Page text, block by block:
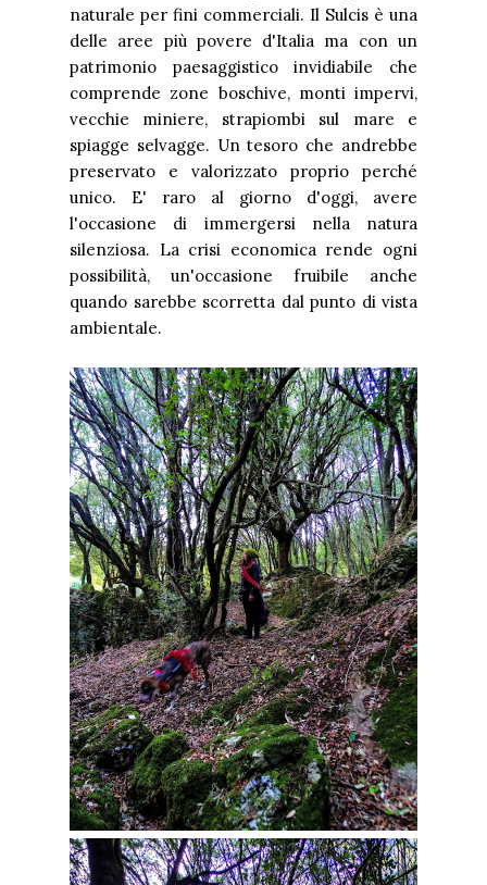
naturale per fini commerciali. Il Sulcis è una
delle aree più povere d'Italia ma con un
patrimonio paesaggistico invidiabile che
comprende zone boschive, monti impervi,
vecchie miniere, strapiombi sul mare e
spiagge selvagge. Un tesoro che andrebbe
preservato e valorizzato proprio perché
unico. E' raro al giorno d'oggi, avere
l'occasione di immergersi nella natura
silenziosa. La crisi economica rende ogni
possibilità, un'occasione fruibile anche
quando sarebbe scorretta dal punto di vista
ambientale.